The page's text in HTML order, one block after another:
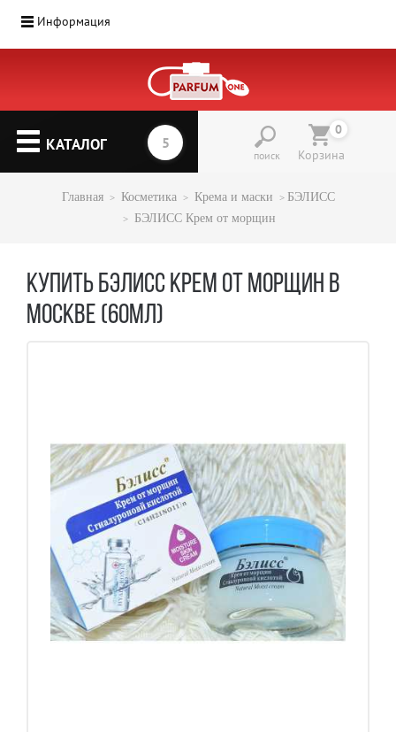
Информация
КАТАЛОГ
поиск
0
Корзина
Главная Косметика Крема и маски
БЭЛИСС
БЭЛИСС Крем от морщин
КУПИТЬ БЭЛИСС КРЕМ ОТ МОРЩИН В
МОСКВЕ (60МЛ)